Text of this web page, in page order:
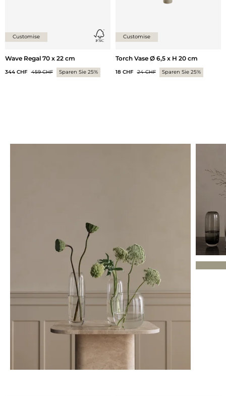
Customise
Wave Regal 70 x 22 cm
344 CHF 459 CHF Sparen Sie 25%
Customise
Torch Vase Ø 6,5 x H 20 cm
18 CHF 24 CHF Sparen Sie 25%